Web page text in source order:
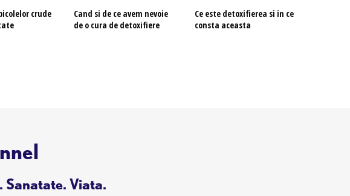
crude
Cand si de ce avem nevoie
de o cura de detoxifiere
Ce este detoxifierea si in ce
consta aceasta
Sanatate. Viata.